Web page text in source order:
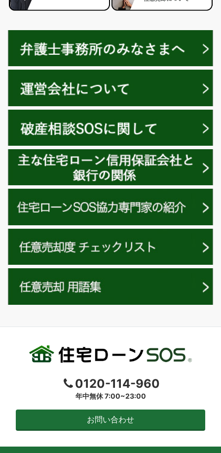
0120-114-960
年中無休 7:00~23:00
お問い合わせ